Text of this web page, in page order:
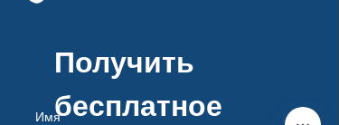
Имя
Получить
бесплатное